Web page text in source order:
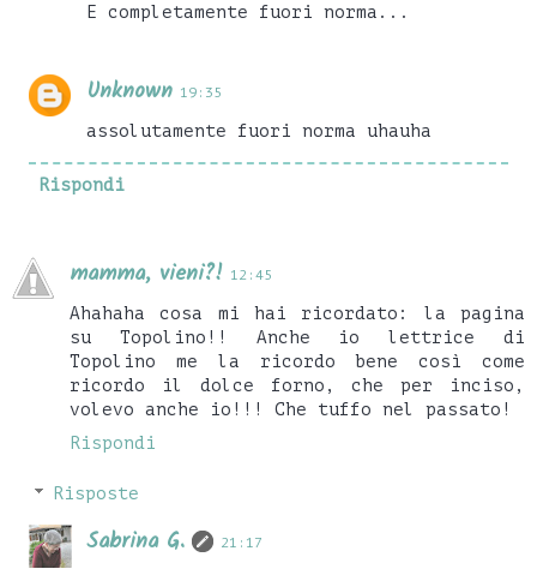
E completamente fuori norma...
Unknown 19:35
assolutamente fuori norma uhauha
Rispondi
mamma, vieni?! 12:45
Ahahaha cosa mi hai ricordato: la pagina
su Topolino!! Anche io lettrice di
Topolino me la ricordo bene così come
ricordo il dolce forno, che per inciso,
volevo anche io!!! Che tuffo nel passato!
Rispondi
Risposte
Sabrina G. 21:17